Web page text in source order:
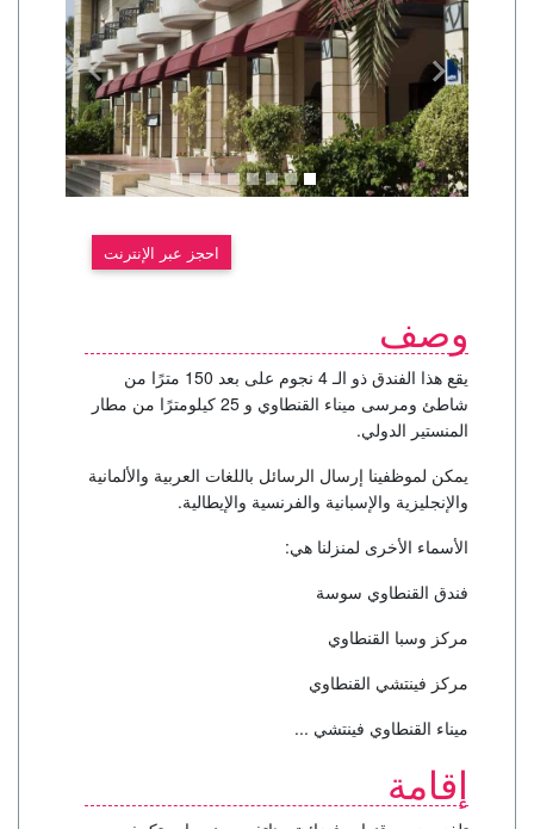
احجز عبر الإنترنت
وصف
يقع هذا الفندق ذو الـ 4 نجوم على بعد 150 مترًا من
شاطئ ومرسى ميناء القنطاوي و 25 كيلومترًا من مطار
المنستير الدولي.
يمكن لموظفينا إرسال الرسائل باللغات العربية والألمانية
والإنجليزية والإسبانية والفرنسية والإيطالية.
الأسماء الأخرى لمنزلنا هي:
فندق القنطاوي سوسة
مركز وسبا القنطاوي
مركز فينتشي القنطاوي
ميناء القنطاوي فينتشي ...
إقامة